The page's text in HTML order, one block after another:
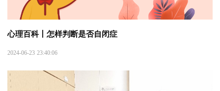
心理百科丨怎样判断是否自闭症
2024-06-23 23:40:06